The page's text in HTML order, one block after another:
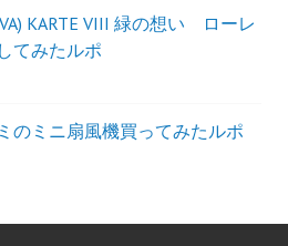
KARTE VIII 緑の想い ローレ
てみたルポ
のミニ扇風機買ってみたルポ